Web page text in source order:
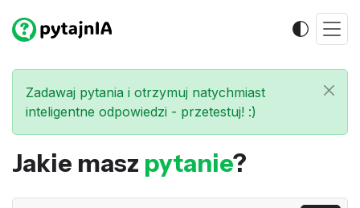
Zadawaj pytania i otrzymuj natychmiast
inteligentne odpowiedzi - przetestuj! :)
Jakie masz pytanie?